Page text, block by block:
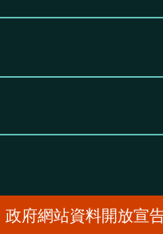
政府網站資料開放宣